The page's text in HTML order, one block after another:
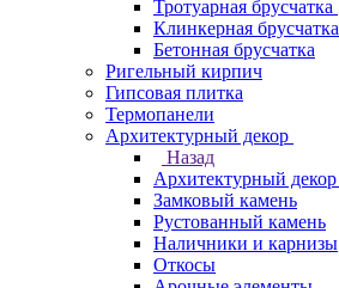
Тротуарная брусчатка
Клинкерная брусчатка
Бетонная брусчатка
Ригельный кирпич
Гипсовая плитка
Термопанели
Архитектурный декор
Назад
Архитектурный декор
Замковый камень
Рустованный камень
Наличники и карнизы
Откосы